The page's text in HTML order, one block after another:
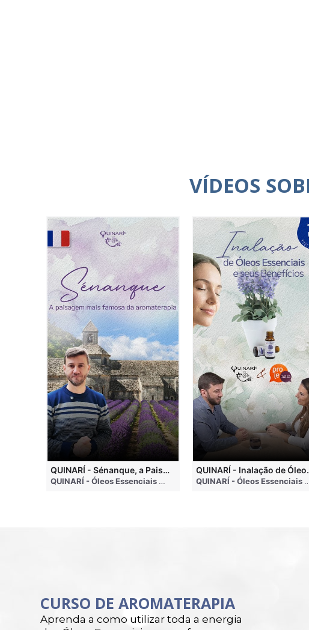
VÍDEOS
• 4 months ago
QUINARÍ - Sénanque, a Paisagem Mais Famosa da Aromaterapia
QUINARÍ - Óleos Essenciais e Aromaterapia • 3 weeks ago
QUINARÍ -
QUINARÍ - Óleos
CURSO DE AROMATERAPIA
Aprenda a como utilizar toda a energia